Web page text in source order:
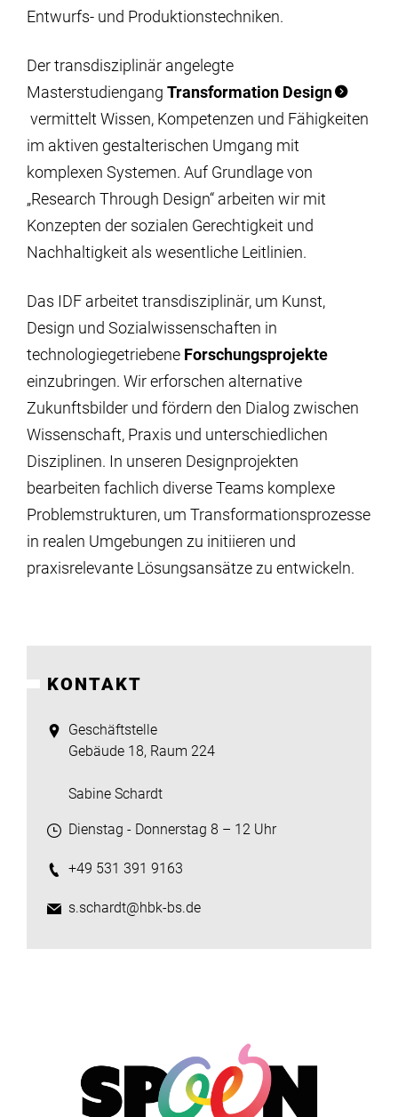
Entwurfs- und Produktionstechniken.
Der transdisziplinär angelegte
Masterstudiengang Transformation Design
vermittelt Wissen, Kompetenzen und Fähigkeiten
im aktiven gestalterischen Umgang mit
komplexen Systemen. Auf Grundlage von
„Research Through Design“ arbeiten wir mit
Konzepten der sozialen Gerechtigkeit und
Nachhaltigkeit als wesentliche Leitlinien.
Das IDF arbeitet transdisziplinär, um Kunst,
Design und Sozialwissenschaften in
technologiegetriebene Forschungsprojekte
einzubringen. Wir erforschen alternative
Zukunftsbilder und fördern den Dialog zwischen
Wissenschaft, Praxis und unterschiedlichen
Disziplinen. In unseren Designprojekten
bearbeiten fachlich diverse Teams komplexe
Problemstrukturen, um Transformationsprozesse
in realen Umgebungen zu initiieren und
praxisrelevante Lösungsansätze zu entwickeln.
KONTAKT
Geschäftstelle
Gebäude 18, Raum 224
Sabine Schardt
Dienstag - Donnerstag 8 – 12 Uhr
+49 531 391 9163
s.schardt@hbk-bs.de